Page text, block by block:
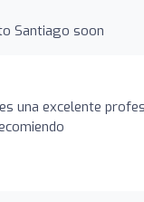
Santiago soon
una excelente